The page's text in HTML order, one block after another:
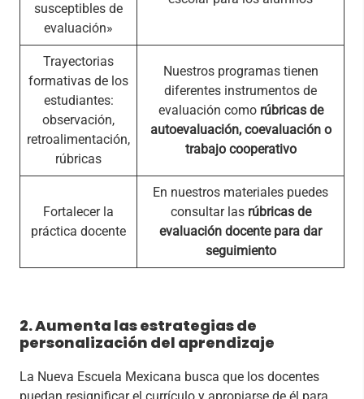
susceptibles de
evaluación»
Trayectorias
formativas de los
estudiantes:
observación,
retroalimentación,
rúbricas
Nuestros programas tienen
diferentes instrumentos de
evaluación como rúbricas de
autoevaluación, coevaluación o
trabajo cooperativo
Fortalecer la
práctica docente
En nuestros materiales puedes
consultar las rúbricas de
evaluación docente para dar
seguimiento
2. Aumenta las estrategias de
personalización del aprendizaje
La Nueva Escuela Mexicana busca que los docentes